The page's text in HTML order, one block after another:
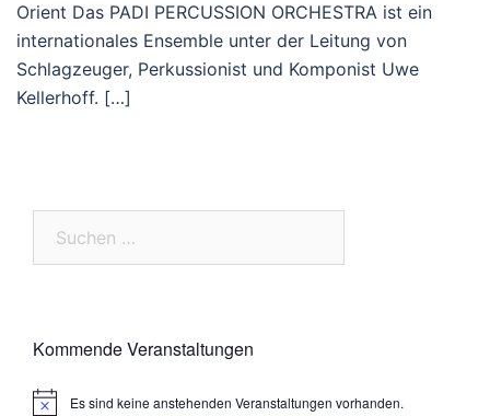
Orient Das PADI PERCUSSION ORCHESTRA ist ein
internationales Ensemble unter der Leitung von
Schlagzeuger, Perkussionist und Komponist Uwe
Kellerhoff. […]
Kommende Veranstaltungen
Es sind keine anstehenden Veranstaltungen vorhanden.